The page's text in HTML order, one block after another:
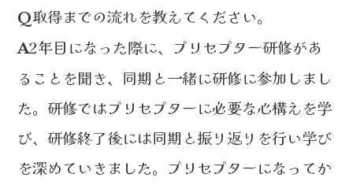
Q取得までの流れを教えてください。
A2年目になった際に、プリセプター研修があ
ることを聞き、同期と一緒に研修に参加しまし
た。研修ではプリセプターに必要な心構えを学
び、研修終了後には同期と振り返りを行い学び
を深めていきました。プリセプターになってか